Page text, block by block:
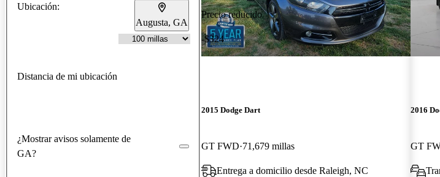
Ubicación:
Augusta, GA
Distancia de mi ubicación
¿Mostrar avisos solamente de
GA?
Precio reducido
-$324
2015 Dodge Dart
GT FWD 71,679 millas
Entrega a domicilio desde Raleigh, NC
2016
GT